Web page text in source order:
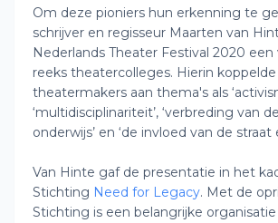
Om deze pioniers hun erkenning te
schrijver en regisseur Maarten van
Nederlands Theater Festival 2020 een
reeks theatercolleges. Hierin
theatermakers aan thema's als
‘multidisciplinariteit’, ‘verbreding van
onderwijs’ en ‘de invloed van de straat
Van Hinte gaf de presentatie in het
Stichting Need for Legacy. Met de
Stichting is een belangrijke